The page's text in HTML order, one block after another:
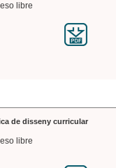
libre
de disseny curricular
libre